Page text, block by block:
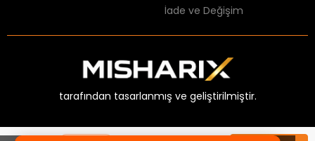
İade ve Değişim
tarafından tasarlanmış ve geliştirilmiştir.